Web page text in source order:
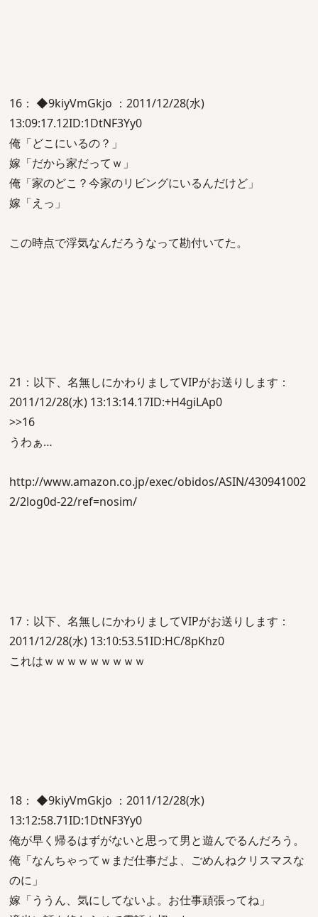
16： ◆9kiyVmGkjo ：2011/12/28(水)
13:09:17.12ID:1DtNF3Yy0
俺「どこにいるの？」
嫁「だから家だってｗ」
俺「家のどこ？今家のリビングにいるんだけど」
嫁「えっ」
この時点で浮気なんだろうなって勘付いてた。
21：以下、名無しにかわりましてVIPがお送りします：
2011/12/28(水) 13:13:14.17ID:+H4giLAp0
>>16
うわぁ…
http://www.amazon.co.jp/exec/obidos/ASIN/430941002
2/2log0d-22/ref=nosim/
17：以下、名無しにかわりましてVIPがお送りします：
2011/12/28(水) 13:10:53.51ID:HC/8pKhz0
これはｗｗｗｗｗｗｗｗｗ
18： ◆9kiyVmGkjo ：2011/12/28(水)
13:12:58.71ID:1DtNF3Yy0
俺が早く帰るはずがないと思って男と遊んでるんだろう。
俺「なんちゃってｗまだ仕事だよ、ごめんねクリスマスな
のに」
嫁「ううん、気にしてないよ。お仕事頑張ってね」